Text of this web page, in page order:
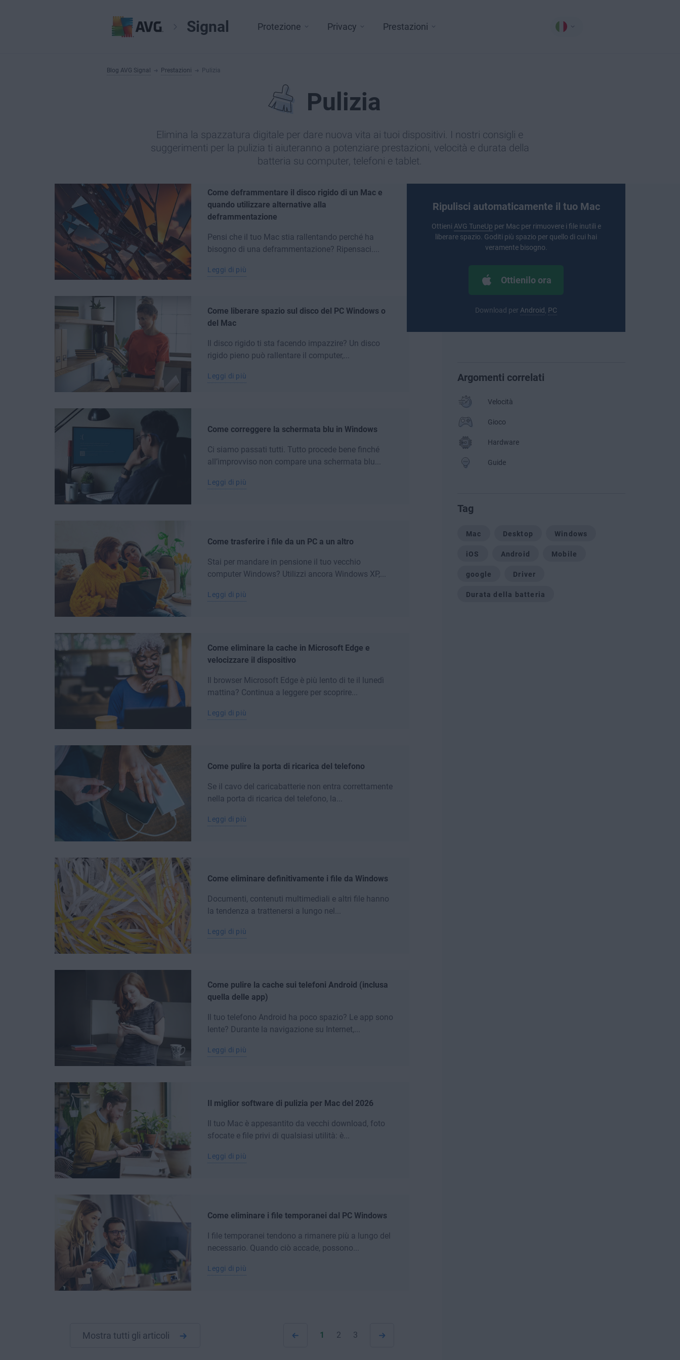
Signal Protezione Privacy Prestazioni
Blog AVG Signal Prestazioni Pulizia
Pulizia
Elimina la spazzatura digitale per dare nuova vita ai tuoi dispositivi. I nostri consigli e
suggerimenti per la pulizia ti aiuteranno a potenziare prestazioni, velocità e durata della
batteria su computer, telefoni e tablet.
Come deframmentare il disco rigido di un Mac e
quando utilizzare alternative alla
deframmentazione
Pensi che il tuo Mac stia rallentando perché ha
bisogno di una deframmentazione? Ripensaci....
Leggi di più
Come liberare spazio sul disco del PC Windows o
del Mac
Il disco rigido ti sta facendo impazzire? Un disco
rigido pieno può rallentare il computer,...
Leggi di più
Come correggere la schermata blu in Windows
Ci siamo passati tutti. Tutto procede bene finché
all’improvviso non compare una schermata blu...
Leggi di più
Come trasferire i file da un PC a un altro
Stai per mandare in pensione il tuo vecchio
computer Windows? Utilizzi ancora Windows XP,...
Leggi di più
Come eliminare la cache in Microsoft Edge e
velocizzare il dispositivo
Il browser Microsoft Edge è più lento di te il lunedì
mattina? Continua a leggere per scoprire...
Leggi di più
Come pulire la porta di ricarica del telefono
Se il cavo del caricabatterie non entra correttamente
nella porta di ricarica del telefono, la...
Leggi di più
Come eliminare definitivamente i file da Windows
Documenti, contenuti multimediali e altri file hanno
la tendenza a trattenersi a lungo nel...
Leggi di più
Come pulire la cache sui telefoni Android (inclusa
quella delle app)
Il tuo telefono Android ha poco spazio? Le app sono
lente? Durante la navigazione su Internet,...
Leggi di più
Il miglior software di pulizia per Mac del 2026
Il tuo Mac è appesantito da vecchi download, foto
sfocate e file privi di qualsiasi utilità: è...
Leggi di più
Come eliminare i file temporanei dal PC Windows
I file temporanei tendono a rimanere più a lungo del
necessario. Quando ciò accade, possono...
Leggi di più
Mostra tutti gli articoli 1 2 3
Ripulisci automaticamente il tuo Mac
Ottieni AVG TuneUp per Mac per rimuovere i file inutili e
liberare spazio. Goditi più spazio per quello di cui hai
veramente bisogno.
Ottienilo ora
Download per Android PC
Argomenti correlati
Velocità
Gioco
Hardware
Guide
Tag
Mac Desktop Windows
iOS Android Mobile
google Driver
Durata della batteria